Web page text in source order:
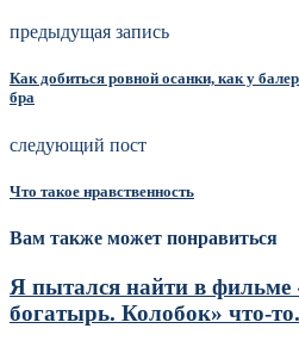
предыдущая запись
Как добиться ровной осанки, как у
бра
следующий пост
Что такое нравственность
Вам также может понравиться
Я пытался найти в фильме
богатырь. Колобок» что-